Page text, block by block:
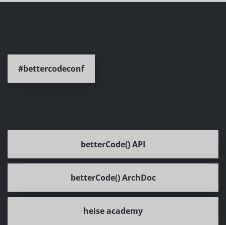
#bettercodeconf
betterCode() API
betterCode() ArchDoc
heise academy